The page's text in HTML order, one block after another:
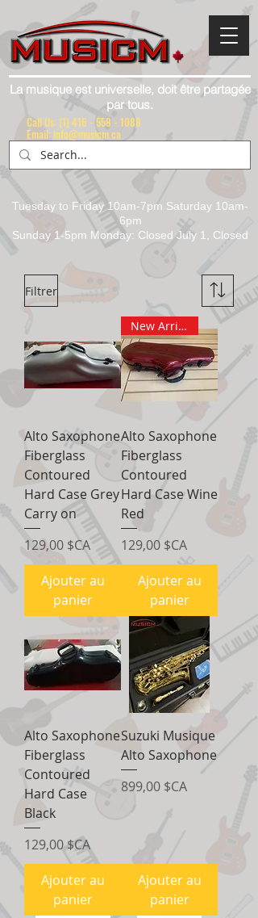
La musique est universelle, doit être partagée
par tous.
Tuesday to Friday 10am-7pm Saturday 10am-
6pm
Sunday 1-5pm Monday: Closed July 1, Closed
Call Us: (1) 416 - 558 - 1088
Email: info@musicm.ca
Filtrer
Alto Saxophone
Fiberglass
Contoured
Hard Case Grey
Carry on
Prix
129,00 $CA
Ajouter au
panier
New Arrival
Alto Saxophone
Fiberglass
Contoured
Hard Case Wine
Red
Prix
129,00 $CA
Ajouter au
panier
Alto Saxophone
Fiberglass
Contoured
Hard Case
Black
Prix
129,00 $CA
Ajouter au
panier
Suzuki Musique
Alto Saxophone
Prix
899,00 $CA
Ajouter au
panier